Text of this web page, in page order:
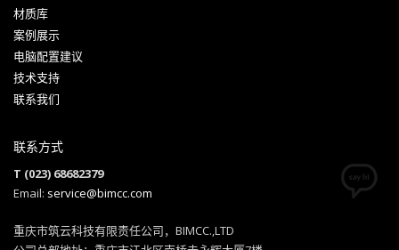
材质库
案例展示
电脑配置建议
技术支持
联系我们
联系方式
T (023) 68682379
Email: service@bimcc.com
重庆市筑云科技有限责任公司，BIMCC.,LTD